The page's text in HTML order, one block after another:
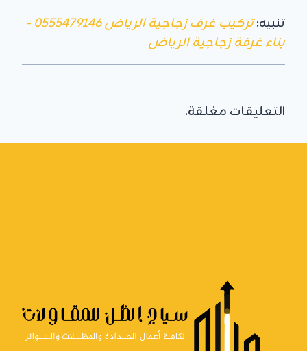
تنبيه:
تركيب غرف زجاجية الرياض 0555479146 -
بناء غرفة زجاجية الرياض
التعليقات مغلقة.